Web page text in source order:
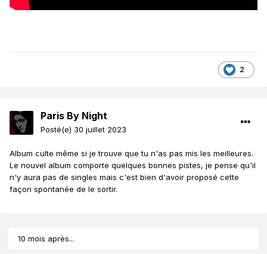
2
Paris By Night
Posté(e) 30 juillet 2023
Album culte même si je trouve que tu n'as pas mis les meilleures.
Le nouvel album comporte quelques bonnes pistes, je pense qu'il
n'y aura pas de singles mais c'est bien d'avoir proposé cette
façon spontanée de le sortir.
10 mois après...